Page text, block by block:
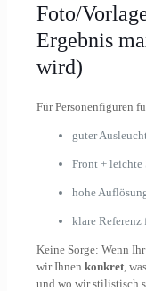
Foto/
Ergebnis
wird)
Für Personenfiguren
guter
Front + leichte
hohe
klare
Keine Sorge: Wenn
wir Ihnen konkret ,
und wo wir stilistisch